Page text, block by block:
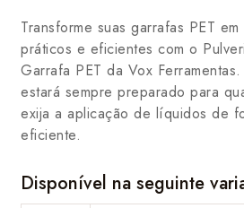
Transforme suas garrafas PET
práticos e eficientes com o
Garrafa PET da Vox
estará sempre preparado para
exija a aplicação de líquidos de
eficiente.
Disponível na seguinte